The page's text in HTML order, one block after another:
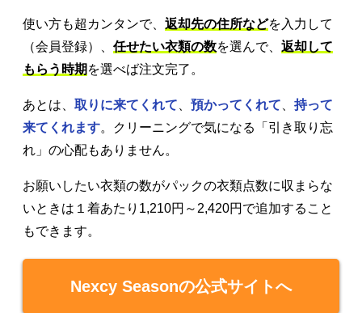
使い方も超カンタンで、 返却先の住所などを入力して
（会員登録）、 任せたい衣類の数を選んで、 返却して
もらう時期 を選べば注文完了。
あとは、 取りに来てくれて 預かってくれて
持って
来てくれます。クリーニングで気になる「引き取り忘
れ」の心配もありません。
お願いしたい衣類の数がパックの衣類点数に収まらな
いときは１着あたり1,210円～2,420円で追加すること
もできます。
Nexcy Seasonの公式サイトへ